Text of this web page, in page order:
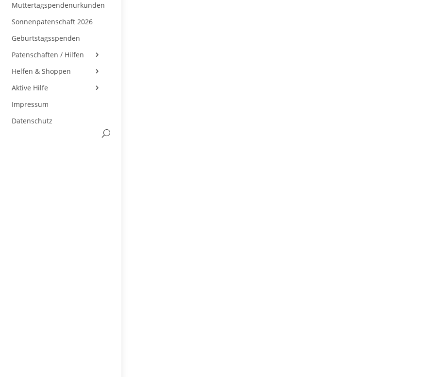
Muttertagspendenurkunden
Sonnenpatenschaft 2026
Geburtstagsspenden
Patenschaften / Hilfen
Helfen & Shoppen
Aktive Hilfe
Impressum
Datenschutz